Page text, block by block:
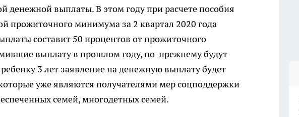
денежной выплаты. В этом году при расчете пособия
прожиточного минимума за 2 квартал 2020 года
составит 50 процентов от прожиточного
выплату в прошлом году, по-прежнему будут
3 лет заявление на денежную выплату будет
уже являются получателями мер соцподдержки
семей, многодетных семей.